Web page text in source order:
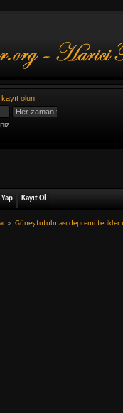
kayıt olun.
Kayıt Ol
» Güneş tutulması depremi tetikler